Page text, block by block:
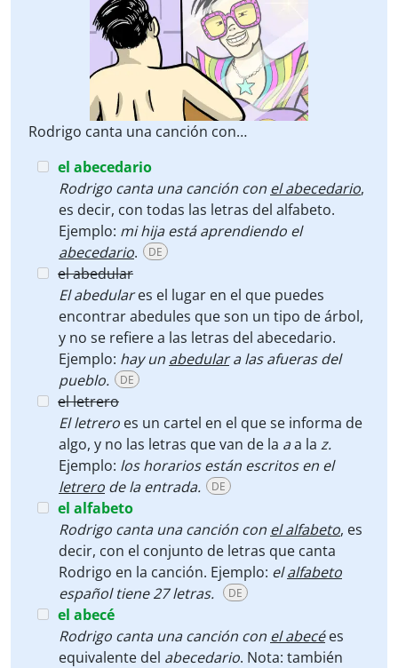
Rodrigo canta una canción con…
el abecedario
Rodrigo canta una canción con el abecedario,
es decir, con todas las letras del alfabeto.
Ejemplo: mi hija está aprendiendo el
abecedario. DE
el abedular
El abedulares el lugar en el que puedes
encontrar abedules que son un tipo de árbol,
y no se refiere a las letras del abecedario.
Ejemplo: hay un abedulara las afueras del
pueblo.
DE
el letrero
El letrero es un cartel en el que se informa de
algo, y no las letras que van de la aa la z.
Ejemplo: los horarios están escritos en el
letrero de la entrada. DE
el alfabeto
Rodrigo canta una canción con el alfabeto, es
decir, con el conjunto de letras que canta
Rodrigo en la canción. Ejemplo: elalfabeto
español tiene 27 letras.
DE
el abecé
Rodrigo canta una canción con el abecées
equivalente del abecedario. Nota: también